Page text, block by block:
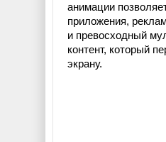
анимации
приложения,
и превосходный
контент, который
экрану.